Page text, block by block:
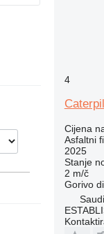
4
Cijena
Asfaltni
2025
Stanje
2 m/č
Gorivo